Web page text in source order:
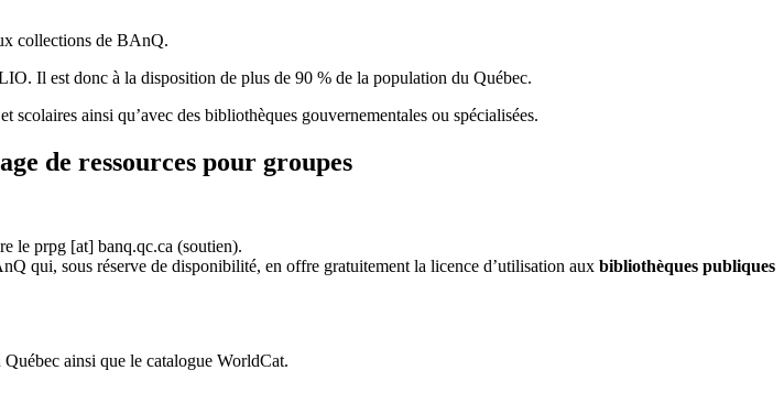
collections de BAnQ.
Il est donc à la disposition de plus de 90 % de la population du Québec.
ainsi qu’avec des bibliothèques gouvernementales ou spécialisées.
de ressources pour groupes
le prpg [at] banq.qc.ca (soutien).
qui, sous réserve de disponibilité, en offre gratuitement la licence d’utilisation aux bibliothèques publiques
ainsi que le catalogue WorldCat.